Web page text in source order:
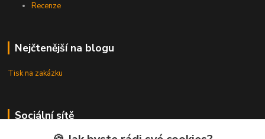
Recenze
Nejčtenější na blogu
Tisk na zakázku
Sociální sítě